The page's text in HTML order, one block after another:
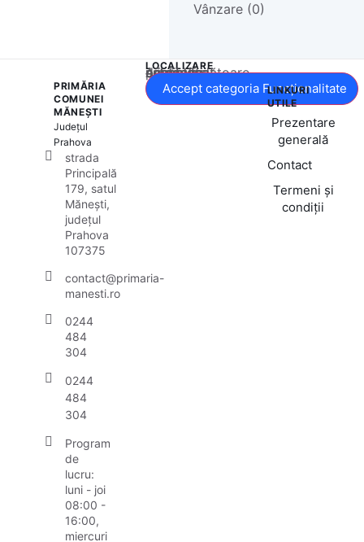
Vânzare (0)
PRIMĂRIA
COMUNEI
MĂNEȘTI
Județul
Prahova
strada
Principală
179, satul
Mănești,
județul
Prahova
107375
contact@primaria-
manesti.ro
0244
484
304
0244
484
304
Program
de
lucru:
luni - joi
08:00 -
16:00,
miercuri
LOCALIZARE
Acest conținut este blocat până când acceptați categoria corespunzătoare de cookie-uri.
Accept categoria Funcționalitate
LINKURI
UTILE
Prezentare
generală
Contact
Termeni și
condiții